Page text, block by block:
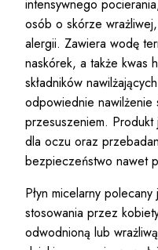
intensywnego
osób o skórze
alergii. Zawiera wodę
naskórek, a także kwas
składników
odpowiednie
przesuszeniem.
dla oczu oraz
bezpieczeństwo nawet
Płyn micelarny polecany
stosowania przez
odwodnioną lub